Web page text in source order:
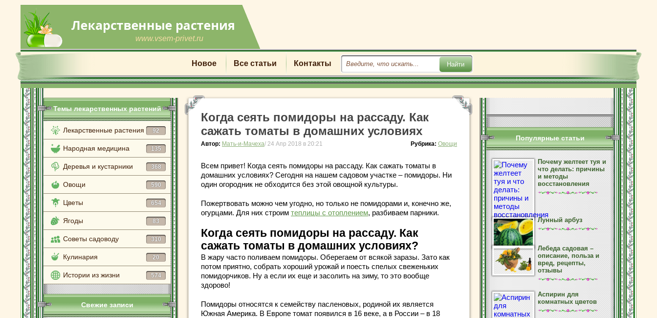
www.vsem-privet.ru
Новое Все статьи Контакты
Темы лекарственных растений
Лекарственные растения 92
Народная медицина 135
Деревья и кустарники 368
Овощи 590
Цветы 654
Ягоды 83
Советы садоводу 310
Кулинария 20
Истории из жизни 574
Свежие записи
Когда сеять помидоры на рассаду. Как
сажать томаты в домашних условиях
Автор: Мать-и-Мачеха/ 24 Апр 2018 в 20:21 Рубрика: Овощи
Всем привет! Когда сеять помидоры на рассаду. Как сажать томаты в
домашних условиях? Сегодня на нашем садовом участке – помидоры. Ни
один огородник не обходится без этой овощной культуры.
Пожертвовать можно чем угодно, но только не помидорами и, конечно же,
огурцами. Для них строим теплицы с отоплением, разбиваем парники.
Когда сеять помидоры на рассаду. Как
сажать томаты в домашних условиях?
В жару часто поливаем помидоры. Оберегаем от всякой заразы. Зато как
потом приятно, собрать хороший урожай и поесть спелых свеженьких
помидорчиков. Ну а если их еще и засолить на зиму, то это вообще
здорово!
Помидоры относятся к семейству пасленовых, родиной их является
Южная Америка. В Европе томат появился в 16 веке, а в России – в 18
Популярные статьи
Почему желтеет туя и
что делать: причины
и методы
восстановления
Лунный арбуз
Лебеда садовая –
описание, польза и
вред, рецепты,
отзывы
Аспирин для
комнатных цветов